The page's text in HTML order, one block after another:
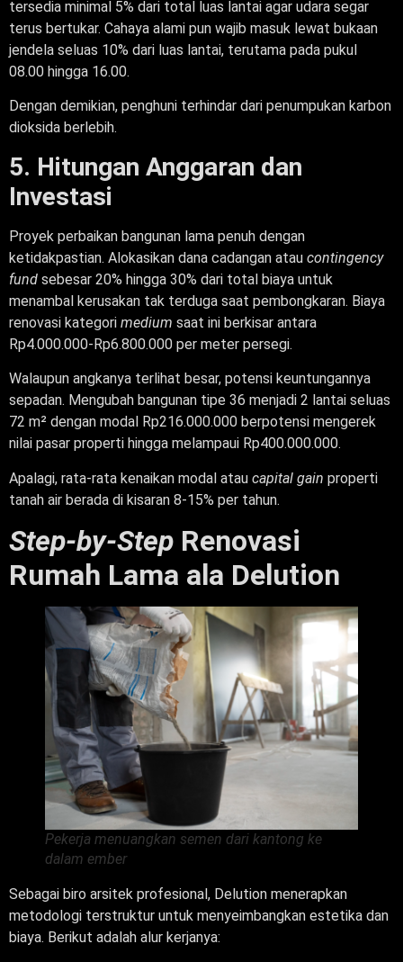
tersedia minimal 5% dari total luas lantai agar udara segar
terus bertukar. Cahaya alami pun wajib masuk lewat bukaan
jendela seluas 10% dari luas lantai, terutama pada pukul
08.00 hingga 16.00.
Dengan demikian, penghuni terhindar dari penumpukan karbon
dioksida berlebih.
5. Hitungan Anggaran dan
Investasi
Proyek perbaikan bangunan lama penuh dengan
ketidakpastian. Alokasikan dana cadangan atau contingency
fund sebesar 20% hingga 30% dari total biaya untuk
menambal kerusakan tak terduga saat pembongkaran. Biaya
renovasi kategori medium saat ini berkisar antara
Rp4.000.000-Rp6.800.000 per meter persegi.
Walaupun angkanya terlihat besar, potensi keuntungannya
sepadan. Mengubah bangunan tipe 36 menjadi 2 lantai seluas
72 m² dengan modal Rp216.000.000 berpotensi mengerek
nilai pasar properti hingga melampaui Rp400.000.000.
Apalagi, rata-rata kenaikan modal atau capital gain properti
tanah air berada di kisaran 8-15% per tahun.
Step-by-Step Renovasi
Rumah Lama ala Delution
Pekerja menuangkan semen dari kantong ke
dalam ember
Sebagai biro arsitek profesional, Delution menerapkan
metodologi terstruktur untuk menyeimbangkan estetika dan
biaya. Berikut adalah alur kerjanya: